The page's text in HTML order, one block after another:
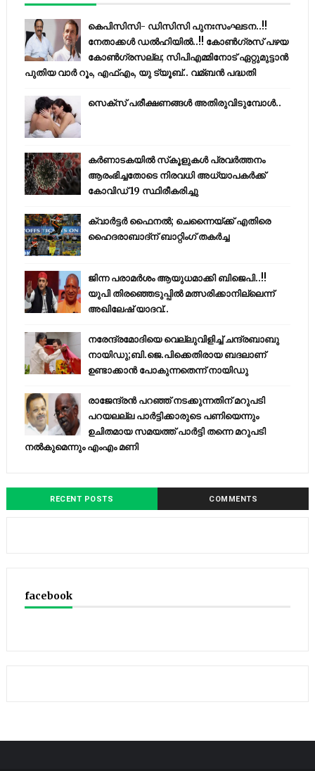
കെപിസിസി- ഡിസിസി പുനഃസംഘടന..!!
നേതാക്കൾ ഡൽഹിയിൽ..!! കോണ്‍ഗ്രസ് പഴയ
കോണ്‍ഗ്രസല്ല; സിപിഎമ്മിനോട് ഏറ്റുമുട്ടാന്‍
പുതിയ വാര്‍ റൂം, എഫ്‌എം, യു ട്യൂബ്.. വമ്ബന്‍ പദ്ധതി
സെക്സ് പരീക്ഷണങ്ങൾ അതിരുവിടുമ്പോൾ..
കര്‍ണാടകയില്‍ സ്‌കൂളുകള്‍ പ്രവര്‍ത്തനം
ആരംഭിച്ചതോടെ നിരവധി അധ്യാപകര്‍ക്ക്
കോവിഡ് 19 സ്ഥിരീകരിച്ചു
ക്വാർട്ടർ ഫൈനൽ; ചെന്നൈയ്ക്ക് എതിരെ
ഹൈദരാബാദ്ന് ബാറ്റിംഗ് തകർച്ച
ജിന്ന പരാമര്‍ശം ആയുധമാക്കി ബിജെപി..!!
യുപി തിരഞ്ഞെടുപ്പില്‍ മത്സരിക്കാനില്ലെന്ന്
അഖിലേഷ് യാദവ്..
നരേന്ദ്രമോദിയെ വെല്ലുവിളിച്ച് ചന്ദ്രബാബു
നായിഡു;ബി.ജെ.പിക്കെതിരായ ബദലാണ്
ഉണ്ടാക്കാന്‍ പോകുന്നതെന്ന് നായിഡു
രാജേന്ദ്രന്‍ പറഞ്ഞ് നടക്കുന്നതിന് മറുപടി
പറയലല്ല പാര്‍ട്ടിക്കാരുടെ പണിയെന്നും
ഉചിതമായ സമയത്ത് പാര്‍ട്ടി തന്നെ മറുപടി
നല്‍കുമെന്നും എംഎം മണി
RECENT POSTS COMMENTS
facebook